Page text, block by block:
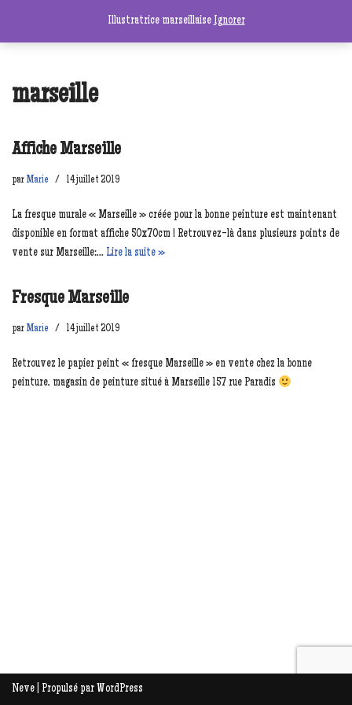
Aller
marseille
Affiche Marseille
par Marie 14 juillet 2019
La fresque murale « Marseille » créée pour la bonne peinture est maintenant
disponible en format affiche 50x70cm ! Retrouvez-là dans plusieurs points de
vente sur Marseille:… Lire la suite »
Fresque Marseille
par Marie 14 juillet 2019
Retrouvez le papier peint « fresque Marseille » en vente chez la bonne
peinture, magasin de peinture situé à Marseille 157 rue Paradis
Neve | Propulsé par WordPress
Illustratrice marseillaise Ignorer